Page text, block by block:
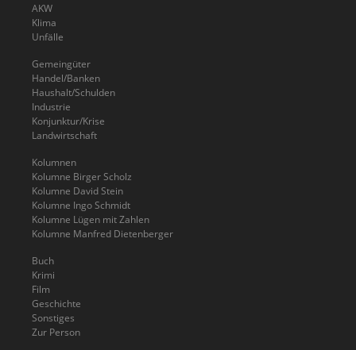
AKW
Klima
Unfälle
Gemeingüter
Handel/Banken
Haushalt/Schulden
Industrie
Konjunktur/Krise
Landwirtschaft
Kolumnen
Kolumne Birger Scholz
Kolumne David Stein
Kolumne Ingo Schmidt
Kolumne Lügen mit Zahlen
Kolumne Manfred Dietenberger
Buch
Krimi
Film
Geschichte
Sonstiges
Zur Person